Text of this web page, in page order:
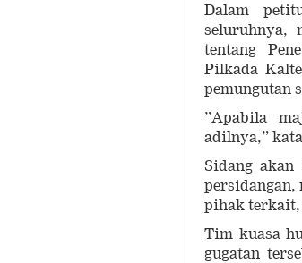
Dalam
seluruhnya,
tentang
Pilkada
pemungutan
”Apabila
adilnya,”
Sidang akan
persidangan,
pihak terkait,
Tim kuasa
gugatan